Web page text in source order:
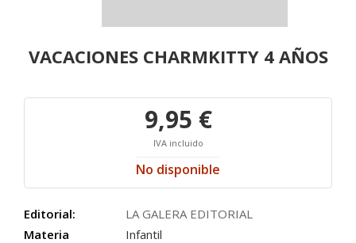
VACACIONES CHARMKITTY 4 AÑOS
9,95 €
IVA incluido
No disponible
Editorial:
LA GALERA EDITORIAL
Materia
Infantil